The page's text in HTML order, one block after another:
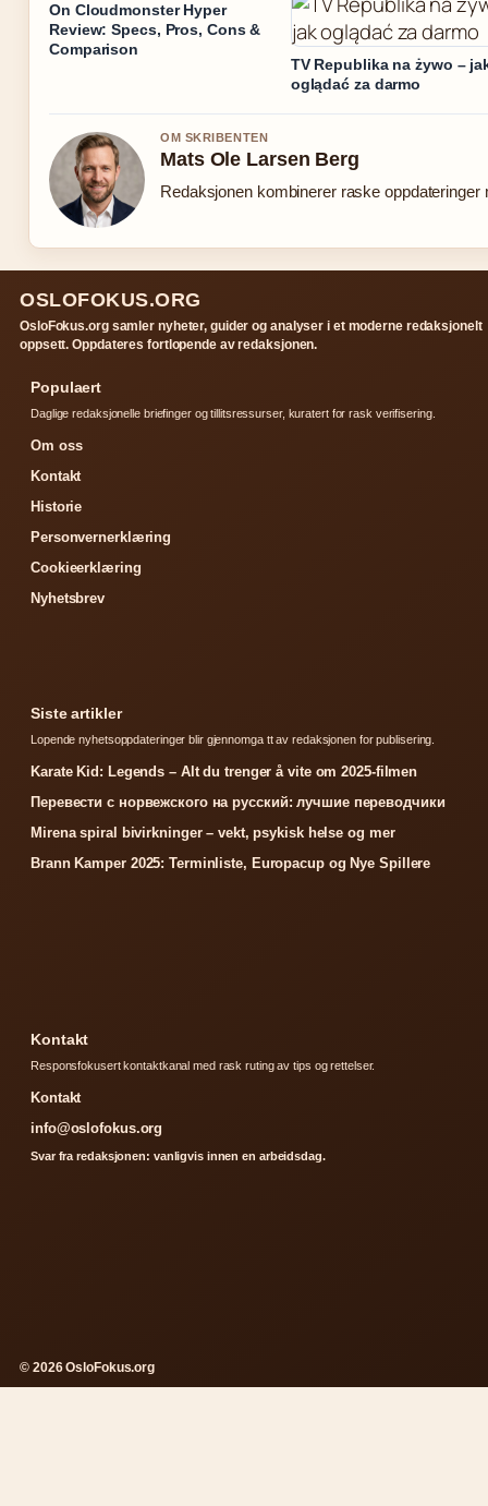
On Cloudmonster Hyper
Review: Specs, Pros, Cons &
Comparison
TV Republika na żywo –
oglądać za darmo
OM SKRIBENTEN
Mats Ole Larsen Berg
Redaksjonen kombinerer raske oppdateringer
OSLOFOKUS.ORG
OsloFokus.org samler nyheter, guider og analyser i et moderne redaksjonelt
oppsett. Oppdateres fortlopende av redaksjonen.
Populaert
Daglige redaksjonelle briefinger og tillitsressurser, kuratert for rask verifisering.
Om oss
Kontakt
Historie
Personvernerklæring
Cookieerklæring
Nyhetsbrev
Siste artikler
Lopende nyhetsoppdateringer blir gjennomga tt av redaksjonen for publisering.
Karate Kid: Legends – Alt du trenger å vite om 2025-filmen
Перевести с норвежского на русский: лучшие переводчики
Mirena spiral bivirkninger – vekt, psykisk helse og mer
Brann Kamper 2025: Terminliste, Europacup og Nye Spillere
Kontakt
Responsfokusert kontaktkanal med rask ruting av tips og rettelser.
Kontakt
info@oslofokus.org
Svar fra redaksjonen: vanligvis innen en arbeidsdag.
© 2026 OsloFokus.org